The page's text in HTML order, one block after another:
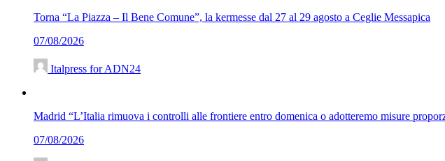
Torna “La Piazza – Il Bene Comune”, la kermesse dal 27 al 29 agosto a Ceglie Messapica
07/08/2026
Italpress for ADN24
Madrid “L’Italia rimuova i controlli alle frontiere entro domenica o adotteremo misure
07/08/2026